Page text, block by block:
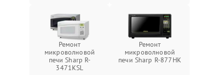
Ремонт
микроволновой
печи Sharp R-
3471KSL
Ремонт
микроволновой
печи Sharp R-877HK